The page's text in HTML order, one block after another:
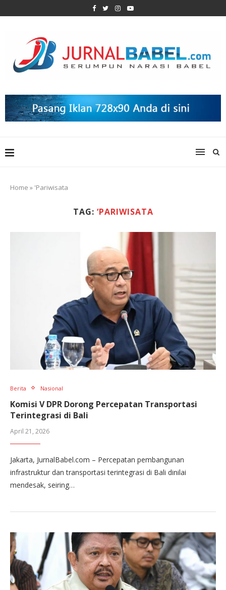
Home » 'Pariwisata
TAG: ‘PARIWISATA
Berita Nasional
Komisi V DPR Dorong Percepatan Transportasi
Terintegrasi di Bali
April 21, 2026
Jakarta, JurnalBabel.com – Percepatan pembangunan
infrastruktur dan transportasi terintegrasi di Bali dinilai
mendesak, seiring…